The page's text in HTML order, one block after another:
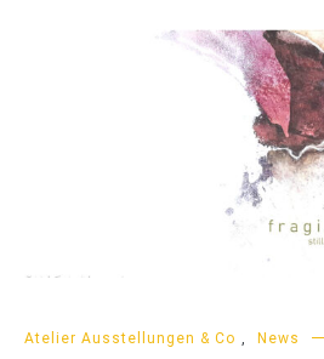
Atelier Ausstellungen & Co News